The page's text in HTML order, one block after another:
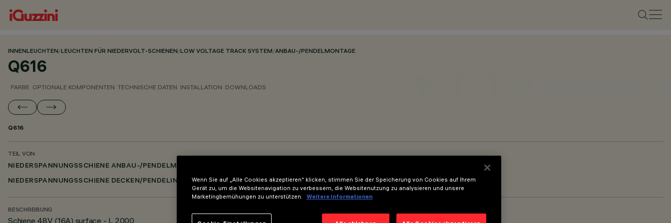
INNENLEUCHTEN/LEUCHTEN FÜR NIEDERVOLT-SCHIENEN/LOW VOLTAGE TRACK SYSTEM/ANBAU-/PENDELMONTAGE
Q616
FARBE OPTIONALE KOMPONENTEN TECHNISCHE DATEN INSTALLATION DOWNLOADS
Q616
TEIL VON
NIEDERSPANNUNGSSCHIENE ANBAU-/PENDELMONTAGE DALI POWERLINE
NIEDERSPANNUNGSSCHIENE DECKEN/PENDELINSTALLATION CASAMBI
BESCHREIBUNG
Schiene 48V (16A) surface - L 2000
Wenn Sie auf „Alle Cookies akzeptieren“ klicken, stimmen Sie der Speicherung von Cookies auf Ihrem
Gerät zu, um die Websitenavigation zu verbessern, die Websitenutzung zu analysieren und unsere
Marketingbemühungen zu unterstützen.
Weitere Informationen